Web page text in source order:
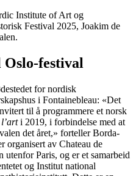
Institute of Art og
Festival 2025, Joakim de
festival
for nordisk
i Fontainebleau: «Det
til å programmere et norsk
i 2019, i forbindelse med at
det året,» forteller Borda-
organisert av Chateau de
Paris, og er et samarbeid
og Institut national